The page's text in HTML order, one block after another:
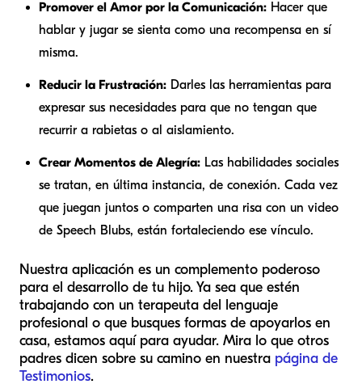
Promover el Amor por la Comunicación: Hacer que
hablar y jugar se sienta como una recompensa en sí
misma.
Reducir la Frustración: Darles las herramientas para
expresar sus necesidades para que no tengan que
recurrir a rabietas o al aislamiento.
Crear Momentos de Alegría: Las habilidades sociales
se tratan, en última instancia, de conexión. Cada vez
que juegan juntos o comparten una risa con un video
de Speech Blubs, están fortaleciendo ese vínculo.
Nuestra aplicación es un complemento poderoso
para el desarrollo de tu hijo. Ya sea que estén
trabajando con un terapeuta del lenguaje
profesional o que busques formas de apoyarlos en
casa, estamos aquí para ayudar. Mira lo que otros
padres dicen sobre su camino en nuestra página de
Testimonios.